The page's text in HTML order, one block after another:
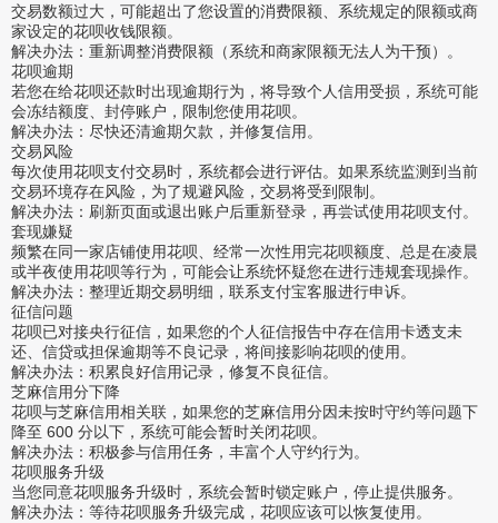
交易数额过大，可能超出了您设置的消费限额、系统规定的限额或商
家设定的花呗收钱限额。
解决办法：重新调整消费限额（系统和商家限额无法人为干预）。
花呗逾期
若您在给花呗还款时出现逾期行为，将导致个人信用受损，系统可能
会冻结额度、封停账户，限制您使用花呗。
解决办法：尽快还清逾期欠款，并修复信用。
交易风险
每次使用花呗支付交易时，系统都会进行评估。如果系统监测到当前
交易环境存在风险，为了规避风险，交易将受到限制。
解决办法：刷新页面或退出账户后重新登录，再尝试使用花呗支付。
套现嫌疑
频繁在同一家店铺使用花呗、经常一次性用完花呗额度、总是在凌晨
或半夜使用花呗等行为，可能会让系统怀疑您在进行违规套现操作。
解决办法：整理近期交易明细，联系支付宝客服进行申诉。
征信问题
花呗已对接央行征信，如果您的个人征信报告中存在信用卡透支未
还、信贷或担保逾期等不良记录，将间接影响花呗的使用。
解决办法：积累良好信用记录，修复不良征信。
芝麻信用分下降
花呗与芝麻信用相关联，如果您的芝麻信用分因未按时守约等问题下
降至 600 分以下，系统可能会暂时关闭花呗。
解决办法：积极参与信用任务，丰富个人守约行为。
花呗服务升级
当您同意花呗服务升级时，系统会暂时锁定账户，停止提供服务。
解决办法：等待花呗服务升级完成，花呗应该可以恢复使用。